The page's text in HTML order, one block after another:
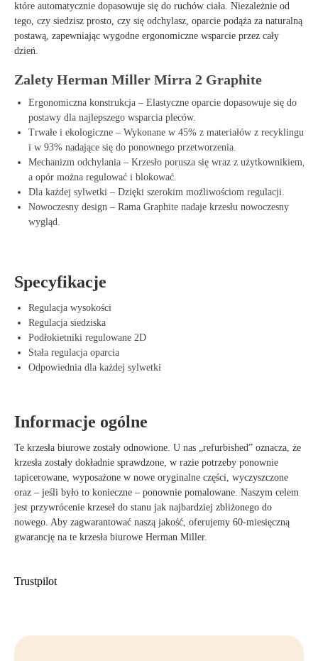
które automatycznie dopasowuje się do ruchów ciała. Niezależnie od
tego, czy siedzisz prosto, czy się odchylasz, oparcie podąża za naturalną
postawą, zapewniając wygodne ergonomiczne wsparcie przez cały
dzień.
Zalety Herman Miller Mirra 2 Graphite
Ergonomiczna konstrukcja – Elastyczne oparcie dopasowuje się do
postawy dla najlepszego wsparcia pleców.
Trwałe i ekologiczne – Wykonane w 45% z materiałów z recyklingu
i w 93% nadające się do ponownego przetworzenia.
Mechanizm odchylania – Krzesło porusza się wraz z użytkownikiem,
a opór można regulować i blokować.
Dla każdej sylwetki – Dzięki szerokim możliwościom regulacji.
Nowoczesny design – Rama Graphite nadaje krzesłu nowoczesny
wygląd.
Specyfikacje
Regulacja wysokości
Regulacja siedziska
Podłokietniki regulowane 2D
Stała regulacja oparcia
Odpowiednia dla każdej sylwetki
Informacje ogólne
Te krzesła biurowe zostały odnowione. U nas „refurbished” oznacza, że
krzesła zostały dokładnie sprawdzone, w razie potrzeby ponownie
tapicerowane, wyposażone w nowe oryginalne części, wyczyszczone
oraz – jeśli było to konieczne – ponownie pomalowane. Naszym celem
jest przywrócenie krzeseł do stanu jak najbardziej zbliżonego do
nowego. Aby zagwarantować naszą jakość, oferujemy 60-miesięczną
gwarancję na te krzesła biurowe Herman Miller.
Trustpilot